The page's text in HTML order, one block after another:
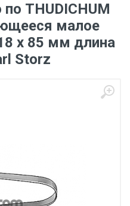
THUDICHUM
малое
х 85 мм длина
Storz